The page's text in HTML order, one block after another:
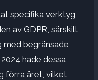
specifika verktyg
av GDPR, särskilt
med begränsade
hade dessa
förra året, vilket